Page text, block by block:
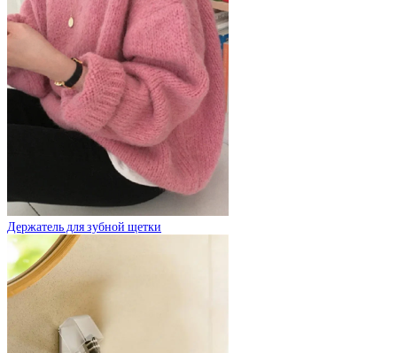
Держатель для зубной щетки